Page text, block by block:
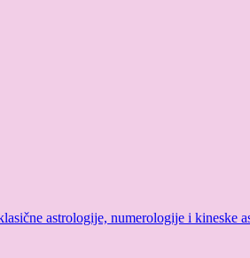
astrologije, numerologije i kineske